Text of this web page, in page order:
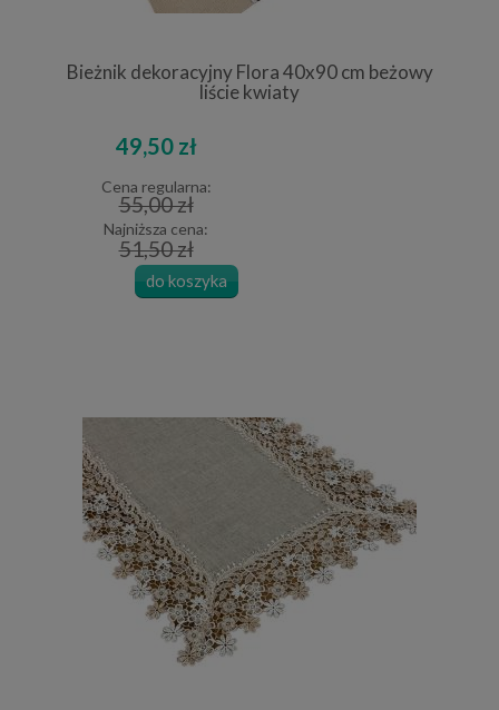
Bieżnik dekoracyjny Flora 40x90 cm beżowy
liście kwiaty
49,50 zł
Cena regularna:
55,00 zł
Najniższa cena:
51,50 zł
do koszyka